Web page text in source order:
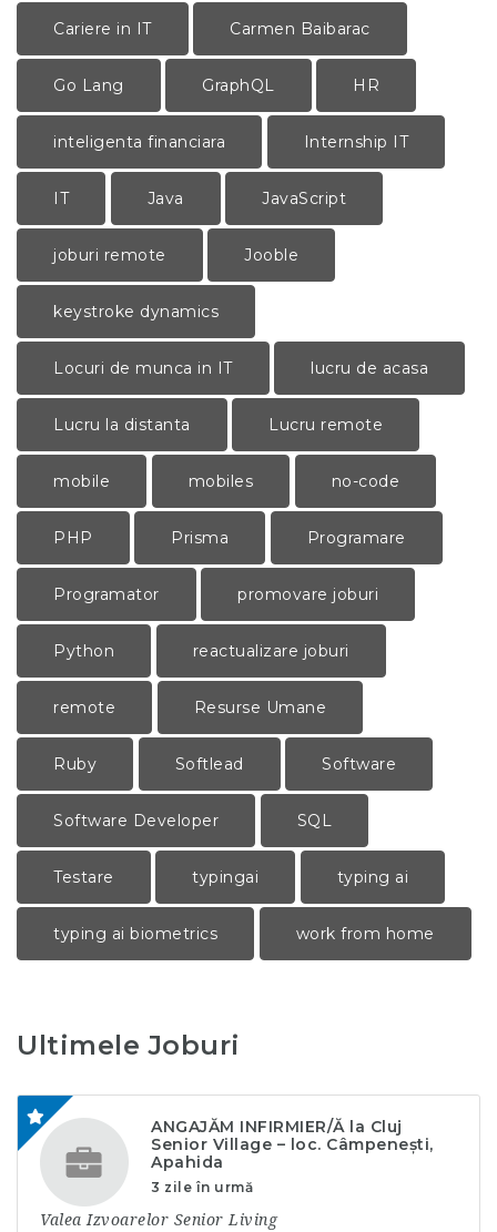
Cariere in IT Carmen Baibarac
Go Lang GraphQL HR
inteligenta financiara Internship IT
IT Java JavaScript
joburi remote Jooble
keystroke dynamics
Locuri de munca in IT lucru de acasa
Lucru la distanta Lucru remote
mobile mobiles no-code
PHP Prisma Programare
Programator promovare joburi
Python reactualizare joburi
remote Resurse Umane
Ruby Softlead Software
Software Developer SQL
Testare typingai typing ai
typing ai biometrics work from home
Ultimele Joburi
ANGAJĂM INFIRMIER/Ă la Cluj
Senior Village – loc. Câmpenești,
Apahida
3 zile în urmă
Valea Izvoarelor Senior Living